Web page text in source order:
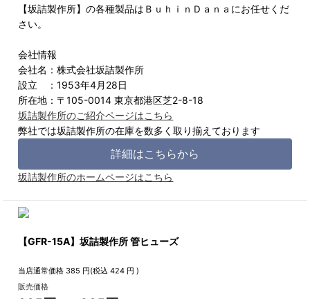
【坂詰製作所】の各種製品はＢｕｈｉｎＤａｎａにお任せくだ
さい。
会社情報
会社名：株式会社坂詰製作所
設立 ：1953年4月28日
所在地：〒105-0014 東京都港区芝2-8-18
坂詰製作所のご紹介ページはこちら
弊社では坂詰製作所の在庫を数多く取り揃えております
詳細はこちらから
坂詰製作所のホームページはこちら
【GFR-15A】坂詰製作所 管ヒューズ
当店通常価格 385 円(税込424 円 )
販売価格